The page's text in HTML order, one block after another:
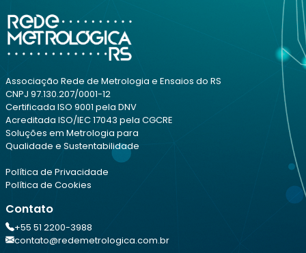
Associação Rede de Metrologia e Ensaios do RS
CNPJ 97.130.207/0001-12
Certificada ISO 9001 pela DNV
Acreditada ISO/IEC 17043 pela CGCRE
Soluções em Metrologia para
Qualidade e Sustentabilidade
Política de Privacidade
Política de Cookies
Contato
+55 51 2200-3988
contato@redemetrologica.com.br